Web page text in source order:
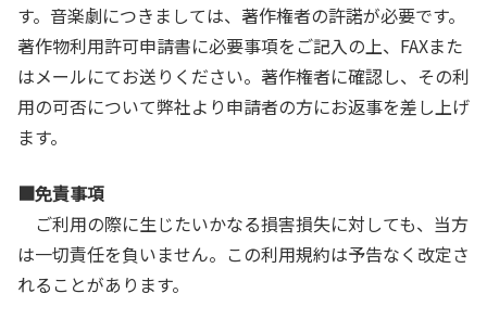
す。音楽劇につきましては、著作権者の許諾が必要です。
著作物利用許可申請書に必要事項をご記入の上、FAXまた
はメールにてお送りください。著作権者に確認し、その利
用の可否について弊社より申請者の方にお返事を差し上げ
ます。
■免責事項
ご利用の際に生じたいかなる損害損失に対しても、当方
は一切責任を負いません。この利用規約は予告なく改定さ
れることがあります。